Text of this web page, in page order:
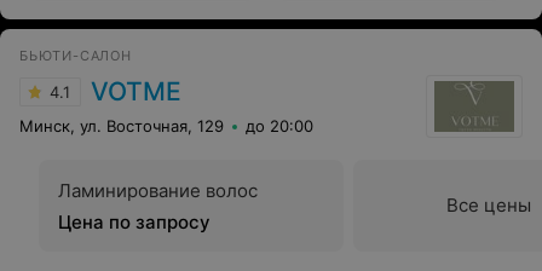
БЬЮТИ-САЛОН
4.1 VOTME
Минск, ул. Восточная, 129 до 20:00
Ламинирование волос
Цена по запросу
Все цены